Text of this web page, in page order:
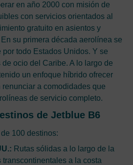
en año 2000 con misión de
con servicios orientados al
gratuito en asientos y
su primera década aerolínea se
todo Estados Unidos. Y se
ocio del Caribe. A lo largo de
un enfoque híbrido ofrecer
a comodidades que
de servicio completo.
de Jetblue B6
100 destinos:
Rutas sólidas a lo largo de la
transcontinentales a la costa